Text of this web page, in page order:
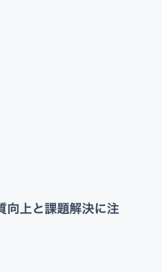
向上と課題解決に注